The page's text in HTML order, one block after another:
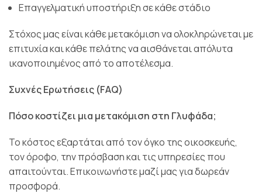
Επαγγελματική υποστήριξη σε κάθε στάδιο
Στόχος μας είναι κάθε μετακόμιση να ολοκληρώνεται με
επιτυχία και κάθε πελάτης να αισθάνεται απόλυτα
ικανοποιημένος από το αποτέλεσμα.
Συχνές Ερωτήσεις (FAQ)
Πόσο κοστίζει μια μετακόμιση στη Γλυφάδα;
Το κόστος εξαρτάται από τον όγκο της οικοσκευής,
τον όροφο, την πρόσβαση και τις υπηρεσίες που
απαιτούνται. Επικοινωνήστε μαζί μας για δωρεάν
προσφορά.